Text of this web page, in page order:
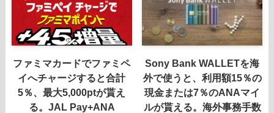
ファミマカードでファミペ
イへチャージすると合計
5％、最大5,000ptが貰え
る。JAL Pay+ANA
Sony Bank WALLETを海
外で使うと、利用額15％の
現金または7％のANAマイ
ルが貰える。海外事務手数